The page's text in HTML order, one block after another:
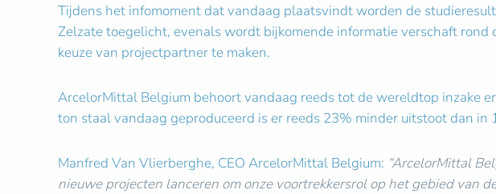
Tijdens het infomoment dat vandaag plaatsvindt worden de
Zelzate toegelicht, evenals wordt bijkomende informatie verschaft
keuze van projectpartner te maken.
ArcelorMittal Belgium behoort vandaag reeds tot de wereldtop inzake
ton staal vandaag geproduceerd is er reeds 23% minder uitstoot dan
Manfred Van Vlierberghe, CEO ArcelorMittal Belgium: “ArcelorMittal
nieuwe projecten lanceren om onze voortrekkersrol op het gebied van